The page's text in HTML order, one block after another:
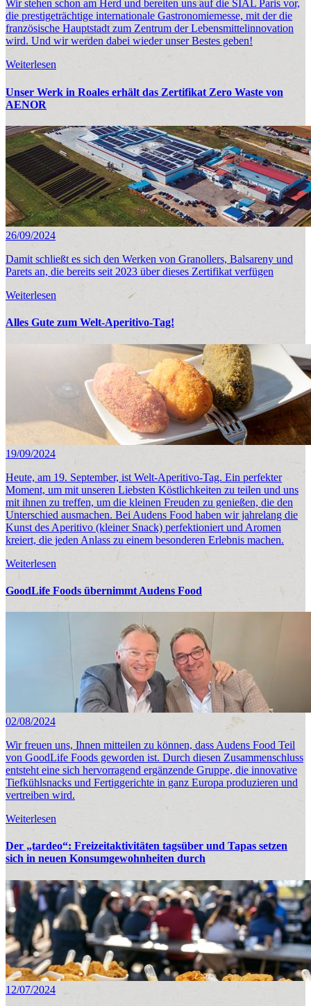
Wir stehen schon am Herd und bereiten uns auf die SIAL Paris vor,
die prestigeträchtige internationale Gastronomiemesse, mit der die
französische Hauptstadt zum Zentrum der Lebensmittelinnovation
wird. Und wir werden dabei wieder unser Bestes geben!
Weiterlesen
Unser Werk in Roales erhält das Zertifikat Zero Waste von
AENOR
26/09/2024
Damit schließt es sich den Werken von Granollers, Balsareny und
Parets an, die bereits seit 2023 über dieses Zertifikat verfügen
Weiterlesen
Alles Gute zum Welt-Aperitivo-Tag!
19/09/2024
Heute, am 19. September, ist Welt-Aperitivo-Tag. Ein perfekter
Moment, um mit unseren Liebsten Köstlichkeiten zu teilen und uns
mit ihnen zu treffen, um die kleinen Freuden zu genießen, die den
Unterschied ausmachen. Bei Audens Food haben wir jahrelang die
Kunst des Aperitivo (kleiner Snack) perfektioniert und Aromen
kreiert, die jeden Anlass zu einem besonderen Erlebnis machen.
Weiterlesen
GoodLife Foods übernimmt Audens Food
02/08/2024
Wir freuen uns, Ihnen mitteilen zu können, dass Audens Food Teil
von GoodLife Foods geworden ist. Durch diesen Zusammenschluss
entsteht eine sich hervorragend ergänzende Gruppe, die innovative
Tiefkühlsnacks und Fertiggerichte in ganz Europa produzieren und
vertreiben wird.
Weiterlesen
Der „tardeo“: Freizeitaktivitäten tagsüber und Tapas setzen
sich in neuen Konsumgewohnheiten durch
12/07/2024